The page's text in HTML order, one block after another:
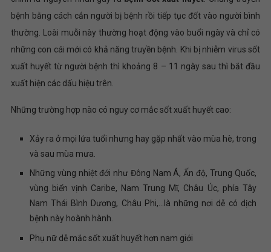
bệnh bằng cách cắn người bị bệnh rồi tiếp tục đốt vào người bình
thường. Loài muỗi này thường hoạt động vào buổi ngày và chỉ có
những con cái mới có khả năng truyền bệnh. Khi bị nhiễm virus sốt
xuất huyết từ người bệnh thì khoảng 8 – 11 ngày sau thì bắt đầu
xuất hiện các dấu hiệu trên.
Những trường hợp nào có nguy cơ mắc sốt xuất huyết cao:
Xảy ra ở mọi lứa tuổi nhưng hay gặp nhất vào mùa hè, trong
và sau mùa mưa.
Những vùng nhiệt đới như Đông Nam Á, Ấn độ, Trung Quốc,
vùng biển vịnh Caribe, Nam Trung Mĩ, Châu Úc, phía Tây
Nam Thái Bình Dương, Châu Phi,…là những nơi dễ có dịch
bệnh này hoành hành.
Phụ nữ dễ mắc sốt xuất huyết hơn nam giới